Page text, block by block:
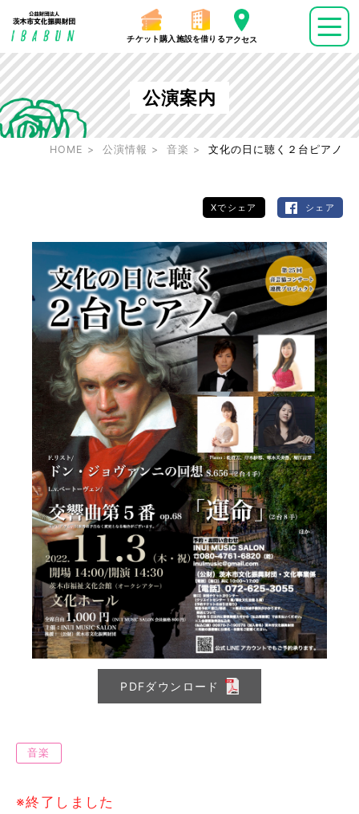
チケット購入 施設を借りるアクセス
公演案内
HOME 公演情報 音楽 文化の日に聴く２台ピアノ
Xでシェア シェア
PDFダウンロード
音楽
※終了しました